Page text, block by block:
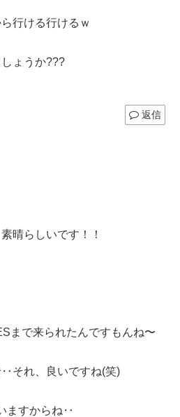
行ける行けるｗ
ょうか???
返信
晴らしいです！！
まで来られたんですもんね〜
それ、良いですね(笑)
ますからね‥